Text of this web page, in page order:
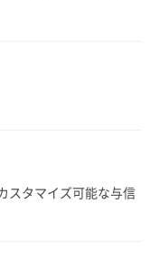
スタマイズ可能な与信